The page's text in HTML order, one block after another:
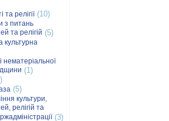
та релігії(10)
з питань
та релігій (5)
культурна
нематеріальної
(1)
(5)
культури,
релігій та
(3)